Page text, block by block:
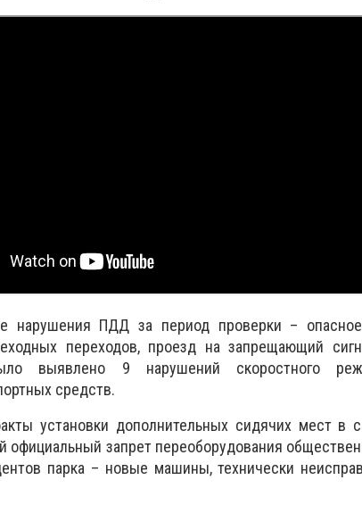
нарушения ПДД за период проверки – опасное
переходов, проезд на запрещающий
выявлено 9 нарушений скоростного
средств.
установки дополнительных сидячих мест в
запрет переоборудования
парка – новые машины, технически